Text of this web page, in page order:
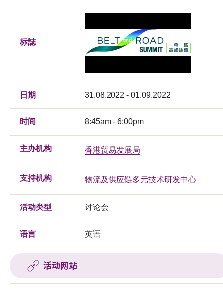
标誌
日期 31.08.2022 - 01.09.2022
时间 8:45am - 6:00pm
主办机构 香港贸易发展局
支持机构 物流及供应链多元技术研发中心
活动类型 讨论会
语言 英语
活动网站